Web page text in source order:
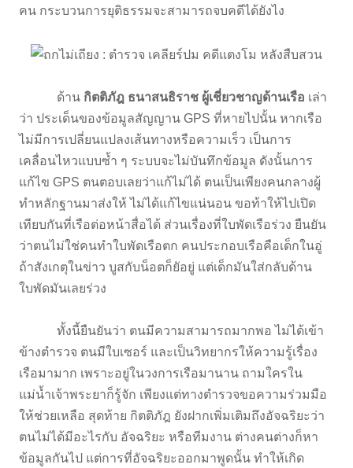
คน กระบวนการยุติธรรมจะสามารถจบคดีได้ยังไง
ด้าน กิตติภัฎ ธนาสนธิราช ผู้เชี่ยวชาญด้านเรือ เล่า
ว่า ประเด็นของข้อมูลสัญญาน GPS ที่หายไปนั้น หากเรือ
ไม่มีการเปลี่ยนแปลงเส้นทางหรือความเร็ว เป็นการ
เคลื่อนไหวแบบซ้ำ ๆ ระบบจะไม่บันทึกข้อมูล ดังนั้นการ
แก้ไข GPS ตนตอบเลยว่าแก้ไม่ได้ ตนเป็นเพียงคนกลางผู้
ทำหลักฐานมาส่งให้ ไม่ได้แก้ไขแน่นอน ขอท้าให้ไปเปิด
เทียบกันที่เรือต่อหน้าสื่อได้ ส่วนเรื่องที่ใบพัดเรือร่วง ยืนยัน
ว่าตนไม่ใช่คนทำใบพัดเรือตก คนประกอบเรือคือเด็กในอู่
ถ้าสังเกตุในข่าว บูสกับน็อตก็ยัอยู่ แต่เด็กมันใส่กลับด้าน
ใบพัดมันเลยร่วง
ทั้งนี้ยืนยันว่า ตนมีความสามารถมากพอ ไม่ได้เข้า
ข้างตำรวจ ตนมีใบเซอร์ และเป็นวิทยากรให้ความรู้เรื่อง
เรือมามาก เพราะอยู่ในวงการเรือมานาน ถามใครใน
แม่น้ำเจ้าพระยาก็รู้จัก เพียงแต่ทางตำรวจขอความร่วมมือ
ให้ช่วยเหลือ สุดท้าย กิตติภัฎ ยังฝากเพิ่มเติมถึงอัจฉริยะว่า
ตนไม่ได้มีอะไรกับ อัจฉริยะ หรือทีมงาน ต่างคนต่างก็หา
ข้อมูลกันไป แต่การที่อัจฉริยะออกมาพูดนั้น ทำให้เกิด